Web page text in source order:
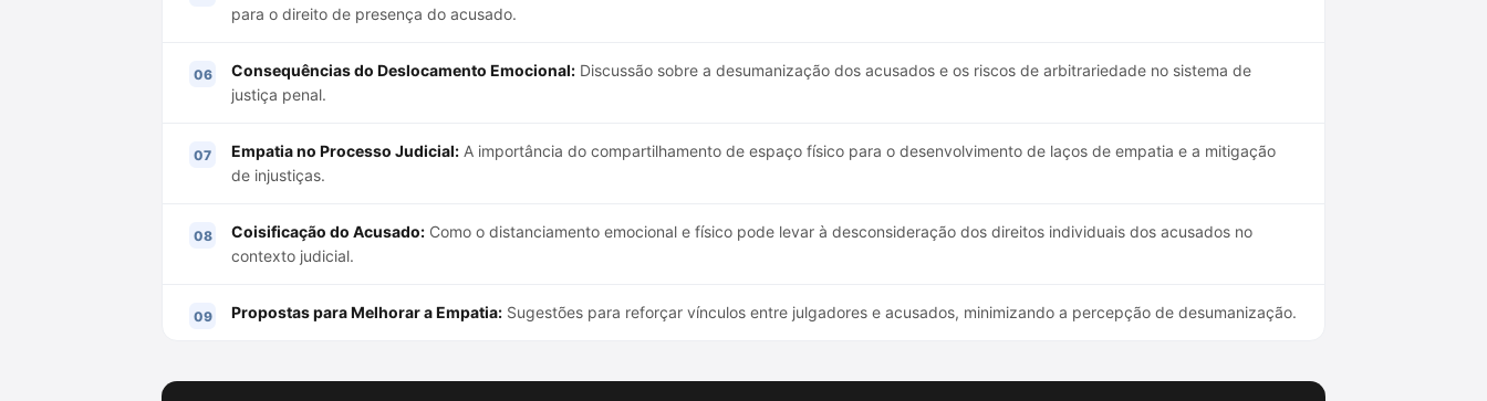
para o direito de presença do acusado.
Consequências do Deslocamento Emocional: Discussão sobre a desumanização dos acusados e os riscos de arbitrariedade no sistema de
justiça penal.
Empatia no Processo Judicial: A importância do compartilhamento de espaço físico para o desenvolvimento de laços de empatia e a mitigação
de injustiças.
Coisificação do Acusado: Como o distanciamento emocional e físico pode levar à desconsideração dos direitos individuais dos acusados no
contexto judicial.
Propostas para Melhorar a Empatia: Sugestões para reforçar vínculos entre julgadores e acusados, minimizando a percepção de desumanização.